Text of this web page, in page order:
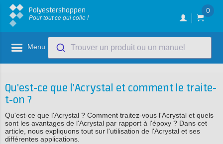
Polyestershoppen
Pour tout ce qui colle !
0
Menu Trouver un produit ou un manuel
Qu'est-ce que l'Acrystal et comment le traite-
t-on ?
Qu'est-ce que l'Acrystal ? Comment traitez-vous l'Acrystal et quels
sont les avantages de l'Acrystal par rapport à l'époxy ? Dans cet
article, nous expliquons tout sur l'utilisation de l'Acrystal et ses
différentes applications.